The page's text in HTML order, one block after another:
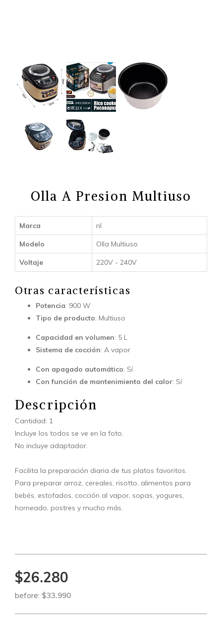
Olla A Presion Multiuso
Marca nl
Modelo Olla Multiuso
Voltaje 220V - 240V
Otras características
Potencia: 900 W
Tipo de producto: Multiuso
Capacidad en volumen: 5 L
Sistema de cocción: A vapor
Con apagado automático: Sí
Con función de mantenimiento del calor: Sí
Descripción
Cantidad: 1
Incluye los todos se ve en la foto.
No incluye adaptador.
Facilita la preparación diaria de tus platos favoritos.
Para preparar arroz, cereales, risotto, alimentos para
bebés, estofados, cocción al vapor, sopas, yogures,
horneado, postres y mucho más.
$26.280
before: $33.990